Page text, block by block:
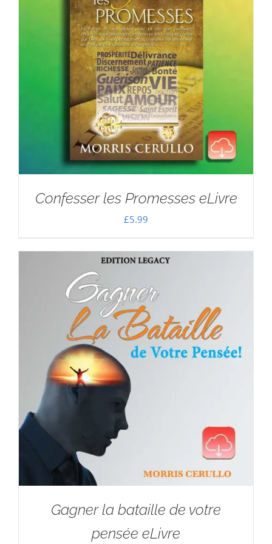
Confesser les Promesses eLivre
£5.99
Gagner la bataille de votre
pensée eLivre